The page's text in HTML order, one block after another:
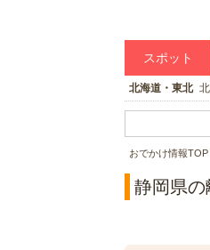
スポット
北海道・東北
おでかけ情報TOP
静岡県